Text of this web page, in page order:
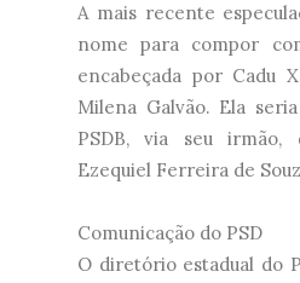
A mais recente
nome para compor
encabeçada por Cadu
Milena Galvão. Ela
PSDB, via seu irmão,
Ezequiel Ferreira de
Comunicação do PSD
O diretório estadual do